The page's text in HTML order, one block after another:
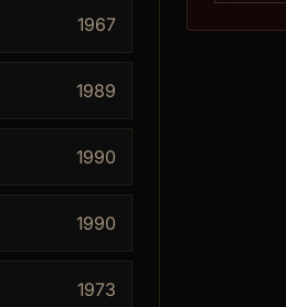
1967
1989
1990
1990
1973